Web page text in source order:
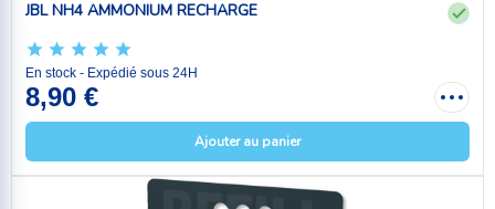
JBL NH4 AMMONIUM RECHARGE
En stock - Expédié sous 24H
8,90 €
Ajouter au panier